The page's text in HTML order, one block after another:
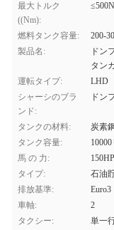
最大トルク
((Nm):
燃料タンク容量:
200-
製品名:
ドン
タン
運転タイプ:
LHD
シャーシのブラ
ンド:
ドン
タンクの材料:
炭素
タンク容量:
馬 の 力:
150HP
タイプ:
石油
排放基準:
Euro3
車軸:
2
タクシー:
単一